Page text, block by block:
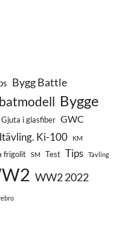
Bygg Battle
Bygge
Gjuta i glasfiber GWC
Ki-100 KM
frigolit SM Test Tips Tävling
WW2 2022